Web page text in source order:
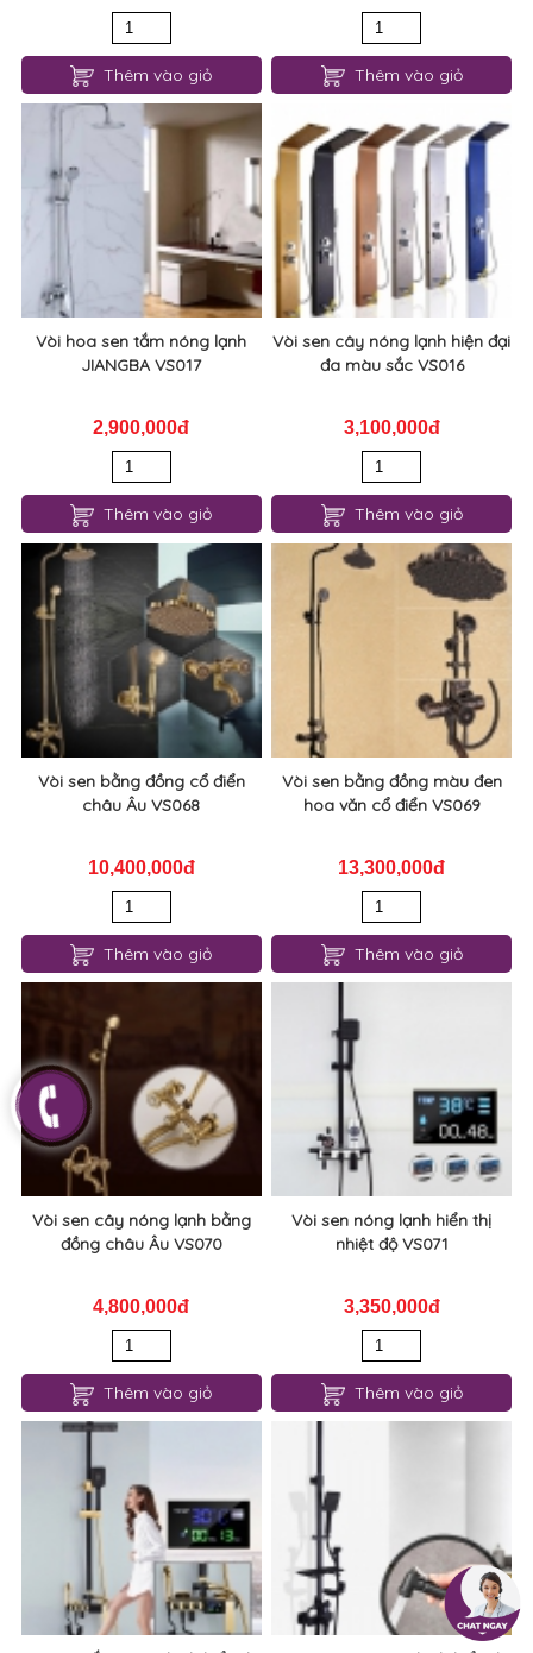
Thêm vào giỏ Thêm vào giỏ
Vòi hoa sen tắm nóng lạnh
JIANGBA VS017
2,900,000đ
Thêm vào giỏ
Vòi sen cây nóng lạnh hiện đại
đa màu sắc VS016
3,100,000đ
Thêm vào giỏ
Vòi sen bằng đồng cổ điển
châu Âu VS068
10,400,000đ
Thêm vào giỏ
Vòi sen bằng đồng màu đen
hoa văn cổ điển VS069
13,300,000đ
Thêm vào giỏ
Vòi sen cây nóng lạnh bằng
đồng châu Âu VS070
4,800,000đ
Thêm vào giỏ
Vòi sen nóng lạnh hiển thị
nhiệt độ VS071
3,350,000đ
Thêm vào giỏ